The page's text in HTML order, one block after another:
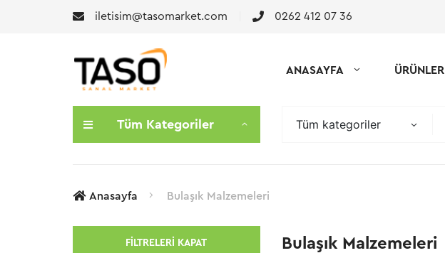
iletisim@tasomarket.com 0262 412 07 36
ANASAYFA ÜRÜNLER
Tüm Kategoriler Tüm kategoriler
Anasayfa Bulaşık Malzemeleri
FILTRELERI KAPAT Bulaşık Malzemeleri